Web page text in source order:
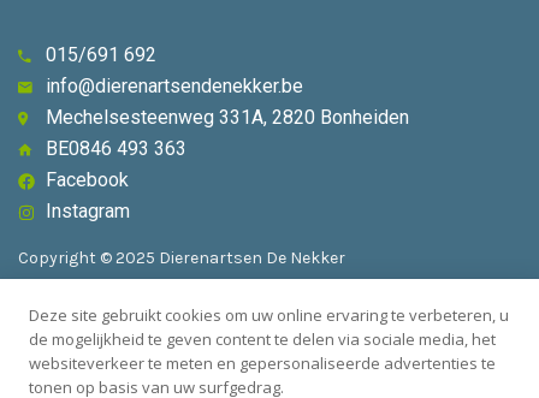
Copyright © 2025 Dierenartsen De Nekker
Algemene voorwaarden
Privacybeleid
015/691 692
info@dierenartsendenekker.be
Mechelsesteenweg 331A, 2820 Bonheiden
BE0846 493 363
Facebook
Instagram
Deze site gebruikt cookies om uw online ervaring te verbeteren, u
de mogelijkheid te geven content te delen via sociale media, het
websiteverkeer te meten en gepersonaliseerde advertenties te
tonen op basis van uw surfgedrag.